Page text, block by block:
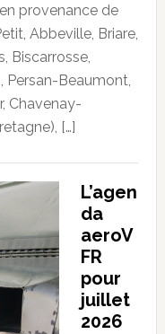
provenance de
Abbeville, Briare,
Biscarrosse,
Persan-Beaumont,
Chavenay-
[…]
L’agen
da
aeroV
FR
pour
juillet
2026